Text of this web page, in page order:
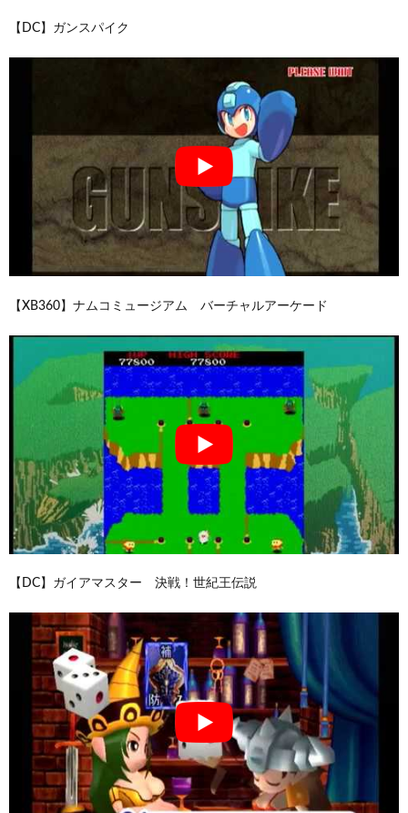
【DC】ガンスパイク
【XB360】ナムコミュージアム バーチャルアーケード
【DC】ガイアマスター 決戦！世紀王伝説